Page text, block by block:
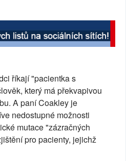
říkají "pacientka s
který má překvapivou
A paní Coakley je
nedostupné možnosti
mutace "zázračných
pro pacienty, jejichž